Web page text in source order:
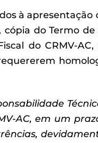
à
do Termo
do CRMV-
T
AC, em um
ências,